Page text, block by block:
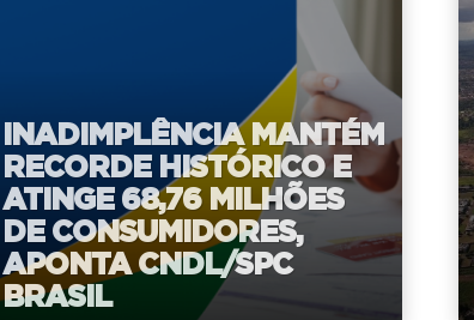
INADIMPLÊNCIA MANTÉM
RECORDE HISTÓRICO E
ATINGE 68,76 MILHÕES
DE CONSUMIDORES,
APONTA CNDL/SPC
BRASIL